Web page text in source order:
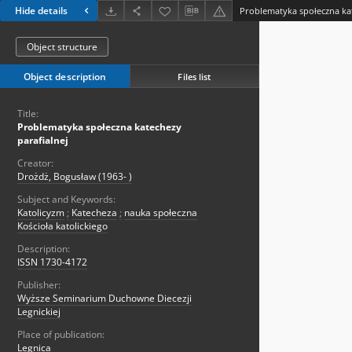
Hide details Problematyka społeczna
Object structure
Object description Files list
Title:
Problematyka społeczna katechezy
parafialnej
Creator:
Drożdż, Bogusław (1963- )
Subject and Keywords:
Katolicyzm ; Katecheza ; nauka społeczna
Kościoła katolickiego
Description:
ISSN 1730-4172
Publisher:
Wyższe Seminarium Duchowne Diecezji
Legnickiej
Place of publication:
Legnica